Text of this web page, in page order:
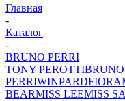
Главная
-
Каталог
-
BRUNO PERRI
TONY PEROTTIBRUNO
PERRIWINPARD
BEARMISS LEEMISS